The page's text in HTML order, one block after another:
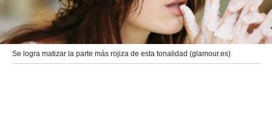
Se logra matizar la parte más rojiza de esta tonalidad (glamour.es)